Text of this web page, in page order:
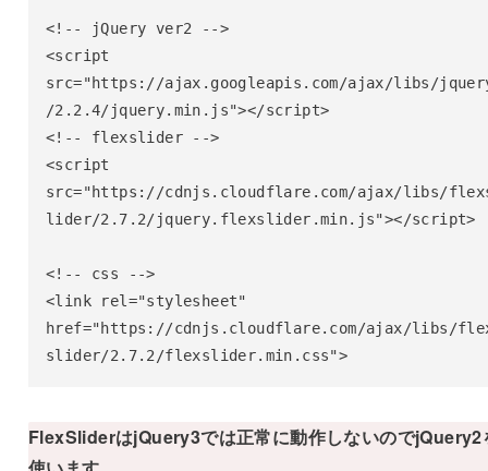
<!-- jQuery ver2 -->
<script
src="https://ajax.googleapis.com/ajax/libs/
/2.2.4/jquery.min.js"></script>
<!-- flexslider -->
<script
src="https://cdnjs.cloudflare.com/ajax/libs/
lider/2.7.2/jquery.flexslider.min.js"></script>
<!-- css -->
<link rel="stylesheet"
href="https://cdnjs.cloudflare.com/ajax/libs/
slider/2.7.2/flexslider.min.css">
FlexSliderはjQuery3では正常に動作しないのでjQuery2